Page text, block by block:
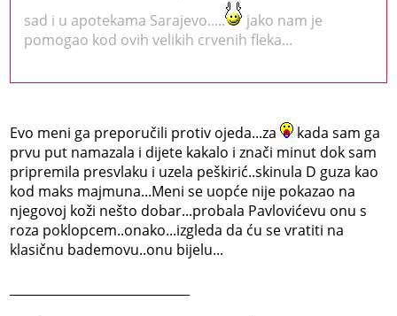
sad i u apotekama Sarajevo.....
jako nam je
pomogao kod ovih velikih crvenih fleka...
Evo meni ga preporučili protiv ojeda...za
kada sam ga
prvu put namazala i dijete kakalo i znači minut dok sam
pripremila presvlaku i uzela peškirić..skinula D guza kao
kod maks majmuna...Meni se uopće nije pokazao na
njegovoj koži nešto dobar...probala Pavlovićevu onu s
roza poklopcem..onako...izgleda da ću se vratiti na
klasičnu bademovu..onu bijelu...